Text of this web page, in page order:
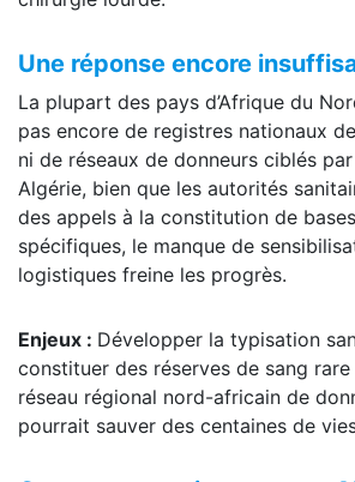
Une réponse encore
La plupart des pays d’Afrique du
pas encore de registres nationaux
ni de réseaux de donneurs ciblés
Algérie, bien que les autorités
des appels à la constitution de
spécifiques, le manque de
logistiques freine les progrès.
Enjeux : Développer la typisation
constituer des réserves de sang
réseau régional nord-africain de
pourrait sauver des centaines de